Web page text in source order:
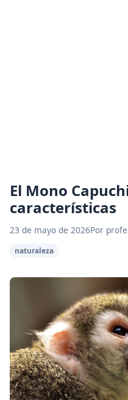
El Mono
características
23 de mayo de 2026Por profe
naturaleza